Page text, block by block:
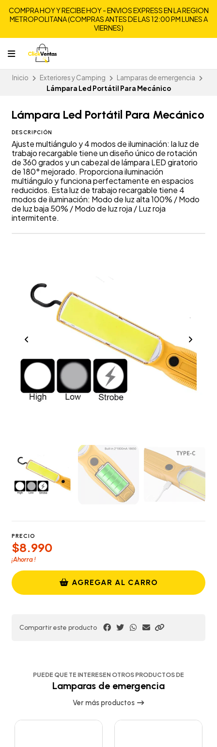
COMPRA HOY Y RECIBE HOY - ENVIOS EXPRESS EN LA REGION
METROPOLITANA (COMPRAS ANTES DE LAS 12:00 PM LUNES A
VIERNES)
Inicio Exteriores y Camping
Lamparas de emergencia
Lámpara Led Portátil Para Mecánico
Lámpara Led Portátil Para Mecánico
DESCRIPCIÓN
Ajuste multiángulo y 4 modos de iluminación: la luz de
trabajo recargable tiene un diseño único de rotación
de 360 grados y un cabezal de lámpara LED giratorio
de 180° mejorado. Proporciona iluminación
multiángulo y funciona perfectamente en espacios
reducidos. Esta luz de trabajo recargable tiene 4
modos de iluminación: Modo de luz alta 100% / Modo
de luz baja 50% / Modo de luz roja / Luz roja
intermitente.
PRECIO
$8.990
¡Ahorra!
AGREGAR AL CARRO
Compartir este producto
PUEDE QUE TE INTERESEN OTROS PRODUCTOS DE
Lamparas de emergencia
Ver más productos